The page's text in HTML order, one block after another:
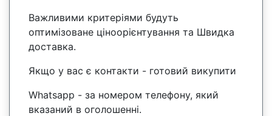
Важливими критеріями будуть
оптимізоване ціноорієнтування та Швидка
доставка.
Якщо у вас є контакти - готовий викупити
Whatsapp - за номером телефону, який
вказаний в оголошенні.